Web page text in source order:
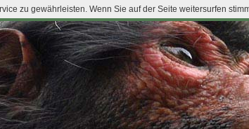
zu gewährleisten. Wenn Sie auf der Seite weitersurfen